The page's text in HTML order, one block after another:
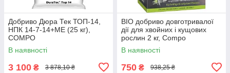
Добриво Дюра Тек ТОП-14,
НПК 14-7-14+МЕ (25 кг),
COMPO
В наявності
3 100 ₴ 3 878,10 ₴
BIO добриво довготривалої
дії для хвойних і кущових
рослин 2 кг, Compo
В наявності
750 ₴ 938,25 ₴